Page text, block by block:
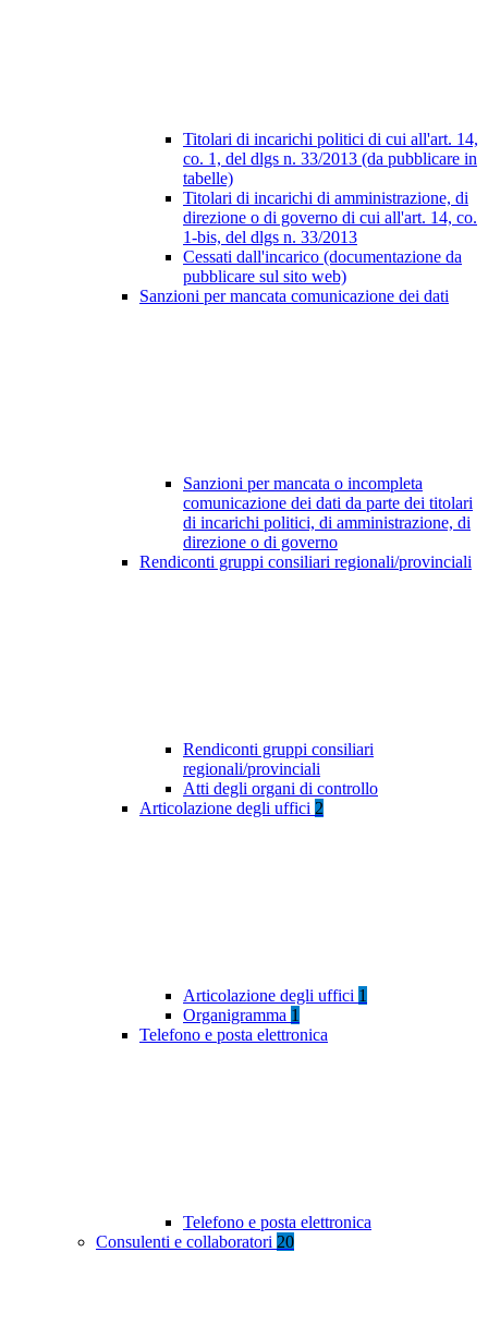
Titolari di incarichi politici di cui all'art. 14,
co. 1, del dlgs n. 33/2013 (da pubblicare in
tabelle)
Titolari di incarichi di amministrazione, di
direzione o di governo di cui all'art. 14, co.
1-bis, del dlgs n. 33/2013
Cessati dall'incarico (documentazione da
pubblicare sul sito web)
Sanzioni per mancata comunicazione dei dati
Sanzioni per mancata o incompleta
comunicazione dei dati da parte dei titolari
di incarichi politici, di amministrazione, di
direzione o di governo
Rendiconti gruppi consiliari regionali/provinciali
Rendiconti gruppi consiliari
regionali/provinciali
Atti degli organi di controllo
Articolazione degli uffici 2
Articolazione degli uffici 1
Organigramma 1
Telefono e posta elettronica
Telefono e posta elettronica
Consulenti e collaboratori 20